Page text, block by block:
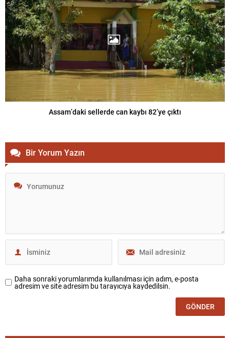
Assam’daki sellerde can kaybı 82’ye çıktı
Bir Yorum Yazın
Daha sonraki yorumlarımda kullanılması için adım, e-posta
adresim ve site adresim bu tarayıcıya kaydedilsin.